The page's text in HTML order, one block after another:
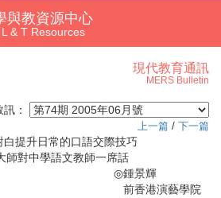
與教資源中心
L & T Resources
現代教育通訊
MERS Bulletin
：
上一篇 / 下一篇
白提升日常的口語交際技巧
師對中學語文教師一席話
◎鍾景輝
前香港演藝學院